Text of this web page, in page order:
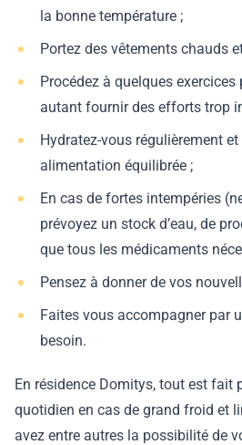
la bonne température ;
Portez des vêtements chauds
Procédez à quelques
autant fournir des efforts trop
Hydratez-vous régulièrement
alimentation équilibrée ;
En cas de fortes intempéries
prévoyez un stock d’eau, de
que tous les médicaments
Pensez à donner de vos
Faites vous accompagner par
besoin.
En résidence Domitys, tout est fait
quotidien en cas de grand froid et
avez entre autres la possibilité de